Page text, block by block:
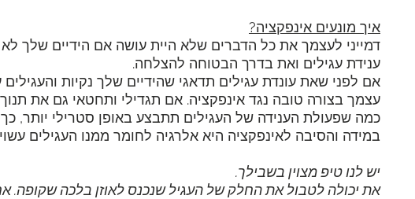
איך מונעים אינפקציה?
דמייני לעצמך את כל הדברים שלא היית עושה אם הידיים שלך לא
ענידת עגילים ואת בדרך הבטוחה להצלחה.
אם לפני שאת עונדת עגילים תדאגי שהידיים שלך נקיות
עצמך בצורה טובה נגד אינפקציה. אם תגדילי ותחטאי גם את תנוך
כמה שפעולת הענידה של העגילים תתבצע באופן סטרילי יותר, כך
במידה והסיבה לאינפקציה היא אלרגיה לחומר ממנו העגילים
יש לנו טיפ מצוין בשבילך.
את יכולה לטבול את החלק של העגיל שנכנס לאוזן בלכה שקופה.